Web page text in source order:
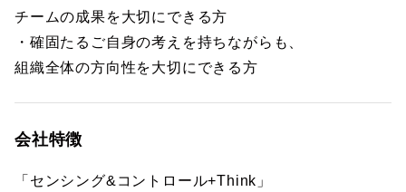
チームの成果を大切にできる方
・確固たるご自身の考えを持ちながらも、
組織全体の方向性を大切にできる方
会社特徴
「センシング&コントロール+Think」